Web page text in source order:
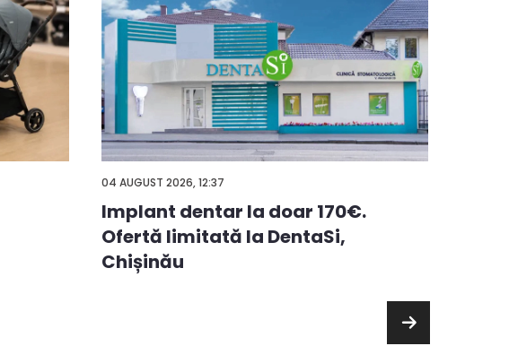
04 AUGUST 2026, 12:37
Implant dentar la doar 170€.
Ofertă limitată la DentaSi,
Chișinău